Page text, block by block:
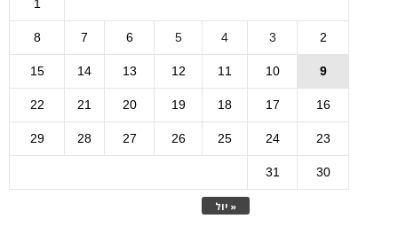
« יול
1
2
3
4
5
6
7
8
9
10
11
12
13
14
15
16
17
18
19
20
21
22
23
24
25
26
27
28
29
30
31